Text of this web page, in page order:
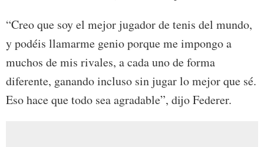
“Creo que soy el mejor jugador de tenis del mundo,
y podéis llamarme genio porque me impongo a
muchos de mis rivales, a cada uno de forma
diferente, ganando incluso sin jugar lo mejor que sé.
Eso hace que todo sea agradable”, dijo Federer.